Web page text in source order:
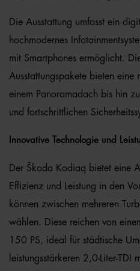
Die Ausstattung umfasst ein
hochmodernes
mit Smartphones ermöglicht.
Ausstattungspakete bieten
einem Panoramadach bis hin
und fortschrittlichen
Innovative Technologie und
Der Škoda Kodiaq bietet eine
Effizienz und Leistung in den
können zwischen mehreren
wählen. Diese reichen von
150 PS, ideal für städtische
leistungsstärkeren 2,0-Liter-